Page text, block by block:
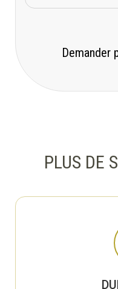
Demander
PLUS DE